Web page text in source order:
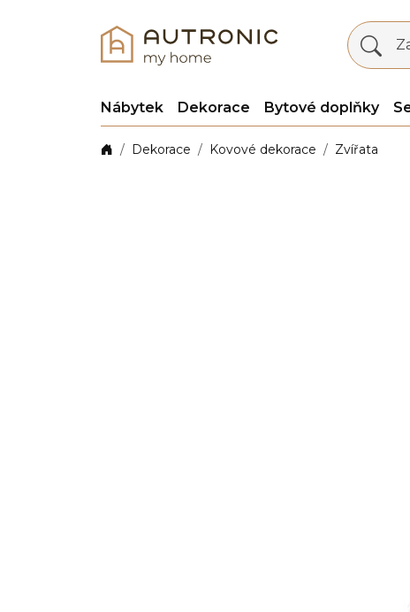
Nábytek Dekorace Bytové doplňky
Dekorace Kovové dekorace Zvířata